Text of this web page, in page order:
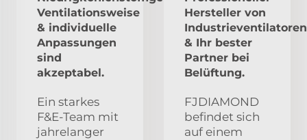
Ventilationsweise
& individuelle
Anpassungen
sind
akzeptabel.
Ein starkes
F&E-Team mit
jahrelanger
Hersteller von
Industrieventilatoren
& Ihr bester
Partner bei
Belüftung.
FJDIAMOND
befindet sich
auf einem